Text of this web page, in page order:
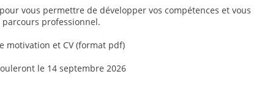
vous permettre de développer vos compétences et vous
professionnel.
motivation et CV (format pdf)
le 14 septembre 2026